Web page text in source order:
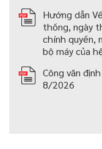
Hướng dẫn
thống, ngày
chính quyền,
bộ máy của
Công văn
8/2026